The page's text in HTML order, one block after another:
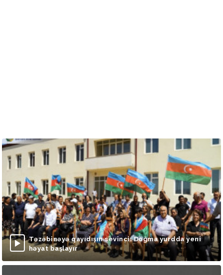
Təzəbinəyə qayıdışın sevinci: Doğma yurdda yeni
həyat başlayır